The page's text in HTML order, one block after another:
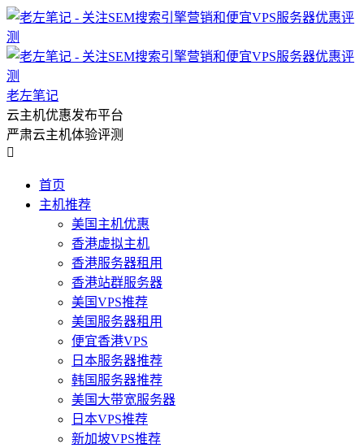
老左笔记
云主机优惠发布平台
严肃云主机体验评测

首页
主机推荐
美国主机优惠
香港虚拟主机
香港服务器租用
香港站群服务器
美国VPS推荐
美国服务器租用
便宜香港VPS
日本服务器推荐
韩国服务器推荐
美国大带宽服务器
日本VPS推荐
新加坡VPS推荐